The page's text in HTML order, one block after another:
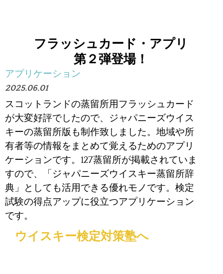
フラッシュカード・アプリ
第２弾登場！
アプリケーション
2025.06.01
スコットランドの蒸留所用フラッシュカード
が大変好評でしたので、ジャパニーズウイス
キーの蒸留所版も制作致しました。地域や所
有者等の情報をまとめて覚えるためのアプリ
ケーションです。127蒸留所が掲載されていま
すので、「ジャパニーズウイスキー蒸留所辞
典」としても活用できる優れモノです。検定
試験の得点アップに役立つアプリケーション
です。
ウイスキー検定対策塾へ